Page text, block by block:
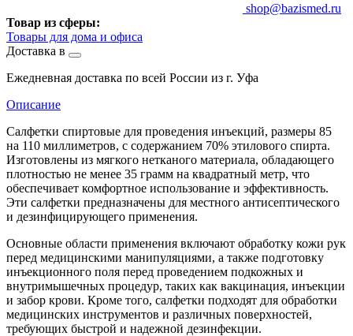
shop@bazismed.ru
Товар из сферы:
Товары для дома и офиса
Доставка в
Ежедневная доставка по всей России из г. Уфа
Описание
Салфетки спиртовые для проведения инъекций, размеры 85
на 110 миллиметров, с содержанием 70% этилового спирта.
Изготовлены из мягкого нетканого материала, обладающего
плотностью не менее 35 грамм на квадратный метр, что
обеспечивает комфортное использование и эффективность.
Эти салфетки предназначены для местного антисептического
и дезинфицирующего применения.
Основные области применения включают обработку кожи рук
перед медицинскими манипуляциями, а также подготовку
инъекционного поля перед проведением подкожных и
внутримышечных процедур, таких как вакцинация, инъекции
и забор крови. Кроме того, салфетки подходят для обработки
медицинских инструментов и различных поверхностей,
требующих быстрой и надежной дезинфекции.